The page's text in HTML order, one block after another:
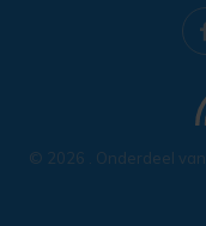
© 2026 . Onderdeel van